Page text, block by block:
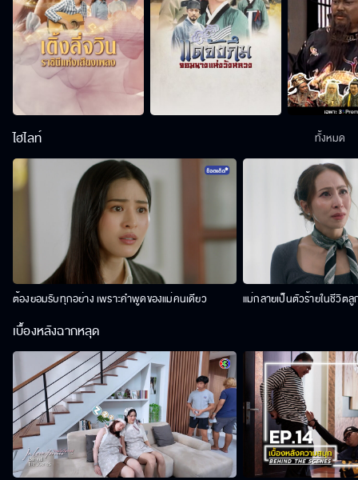
ไฮไลท์
ต้องยอมรับทุกอย่าง เพราะคำพูดของแม่คนเดียว แม่กลายเป็นตัวร้ายในชีวิตลู
ทั้งหมด
เบื้องหลังฉากหลุด